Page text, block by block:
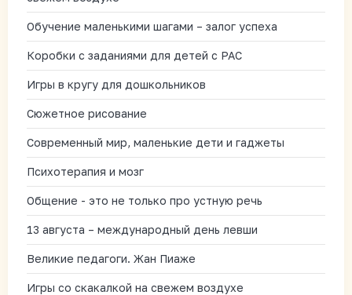
Обучение маленькими шагами – залог успеха
Коробки с заданиями для детей с РАС
Игры в кругу для дошкольников
Сюжетное рисование
Современный мир, маленькие дети и гаджеты
Психотерапия и мозг
Общение - это не только про устную речь
13 августа – международный день левши
Великие педагоги. Жан Пиаже
Игры со скакалкой на свежем воздухе